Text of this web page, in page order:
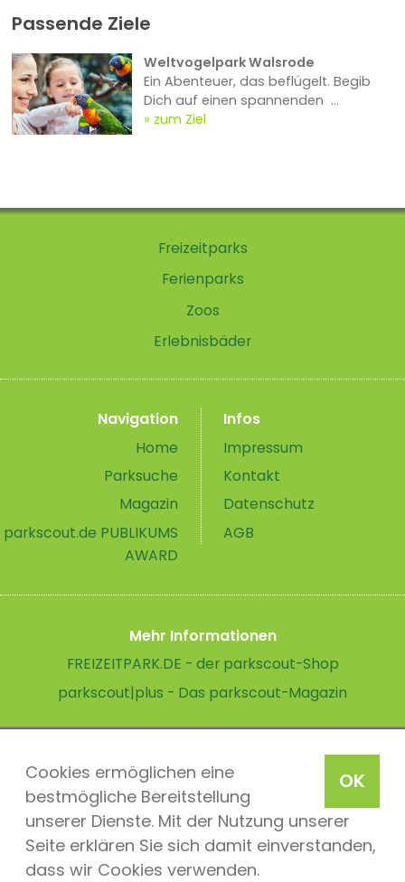
OK
Cookies ermöglichen eine
bestmögliche Bereitstellung
unserer Dienste. Mit der Nutzung unserer
Seite erklären Sie sich damit einverstanden,
dass wir Cookies verwenden.
Passende Ziele
Weltvogelpark Walsrode
Ein Abenteuer, das beflügelt. Begib
Dich auf einen spannenden ...
zum Ziel
Freizeitparks
Ferienparks
Zoos
Erlebnisbäder
Navigation
Home
Parksuche
Magazin
parkscout.de PUBLIKUMS
AWARD
Infos
Impressum
Kontakt
Datenschutz
AGB
Mehr Informationen
FREIZEITPARK.DE - der parkscout-Shop
parkscout|plus - Das parkscout-Magazin